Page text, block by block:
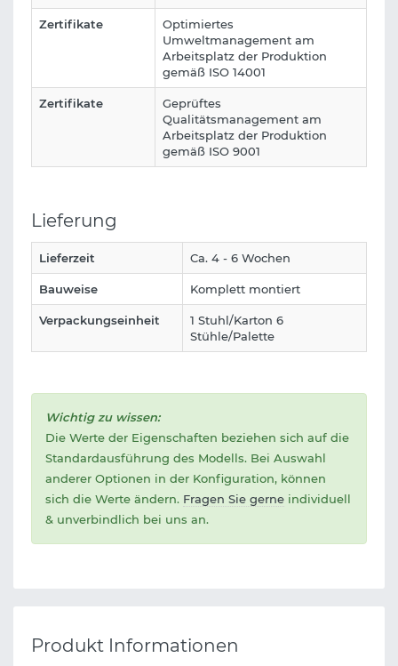
Zertifikate
Optimiertes
Umweltmanagement am
Arbeitsplatz der Produktion
gemäß ISO 14001
Zertifikate
Geprüftes
Qualitätsmanagement am
Arbeitsplatz der Produktion
gemäß ISO 9001
Lieferung
Lieferzeit Ca. 4 - 6 Wochen
Bauweise Komplett montiert
Verpackungseinheit
1 Stuhl/Karton 6
Stühle/Palette
Wichtig zu wissen:
Die Werte der Eigenschaften beziehen sich auf die
Standardausführung des Modells. Bei Auswahl
anderer Optionen in der Konfiguration, können
sich die Werte ändern. Fragen Sie gerne individuell
& unverbindlich bei uns an.
Produkt Informationen